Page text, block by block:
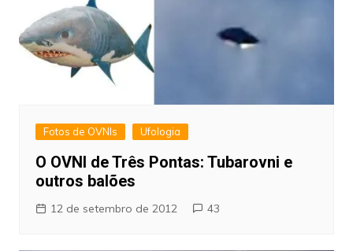
Fotos de OVNIs Ufologia
O OVNI de Três Pontas: Tubarovni e
outros balões
12 de setembro de 2012 43